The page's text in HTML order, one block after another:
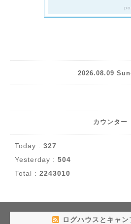
2026.08.09
カウンター
Today : 327
Yesterday : 504
Total : 2243010
ログハウスとキャ